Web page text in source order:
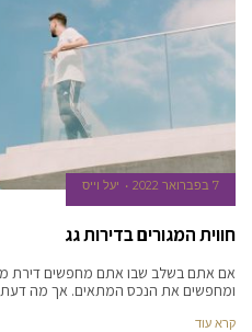
7 בפברואר 2022 יעל וייס
חווית המגורים בדירות גג
אם אתם בשלב שבו אתם מחפשים דירת
ומחפשים את הנכס המתאים. אך מה
קרא עוד